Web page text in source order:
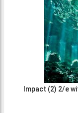
Impact (2) 2/e